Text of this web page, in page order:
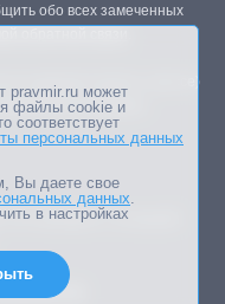
обо всех замеченных
изданиях (книгах, прессе)
редакции.
совпадать с позицией
pravmir.ru может
файлы cookie и
соответствует
персональных данных
Вы даете свое
данных.
в настройках